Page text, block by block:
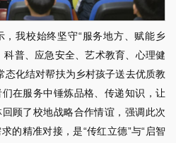
，我校始终坚守“服务地方、赋能乡
科普、应急安全、艺术教育、心理健
态化结对帮扶为乡村孩子送去优质教
在服务中锤炼品格、传递知识，让
顾了校地战略合作情谊，强调此次
的精准对接，是“传红立德”与“启智